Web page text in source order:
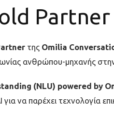
Partner
της Omilia
ανθρώπου-μηχανής
(NLU) powered by
να παρέχει τεχνολογία